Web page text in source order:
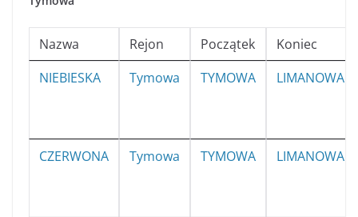
Nazwa Rejon Początek
Koniec
NIEBIESKA
Tymowa TYMOWA LIMANOWA
CZERWONA Tymowa TYMOWA LIMANOWA